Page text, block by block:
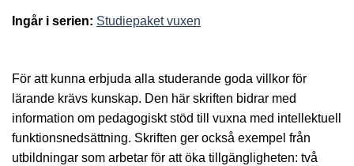
Ingår i serien: Studiepaket vuxen
För att kunna erbjuda alla studerande goda villkor för
lärande krävs kunskap. Den här skriften bidrar med
information om pedagogiskt stöd till vuxna med intellektuell
funktionsnedsättning. Skriften ger också exempel från
utbildningar som arbetar för att öka tillgängligheten: två